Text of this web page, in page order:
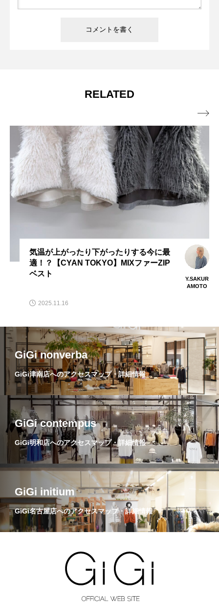
RELATED
気温が上がったり下がったりする今に最
適！？【CYAN TOKYO】MIXファーZIP
ベスト
Y.SAKUR
AMOTO
2025.11.16

GiGi nonverba
GiGi津南店へのアクセスマップ・詳細情報
GiGi contempus
GiGi明和店へのアクセスマップ・詳細情報
GiGi initium
GiGi名古屋店へのアクセスマップ・詳細情報